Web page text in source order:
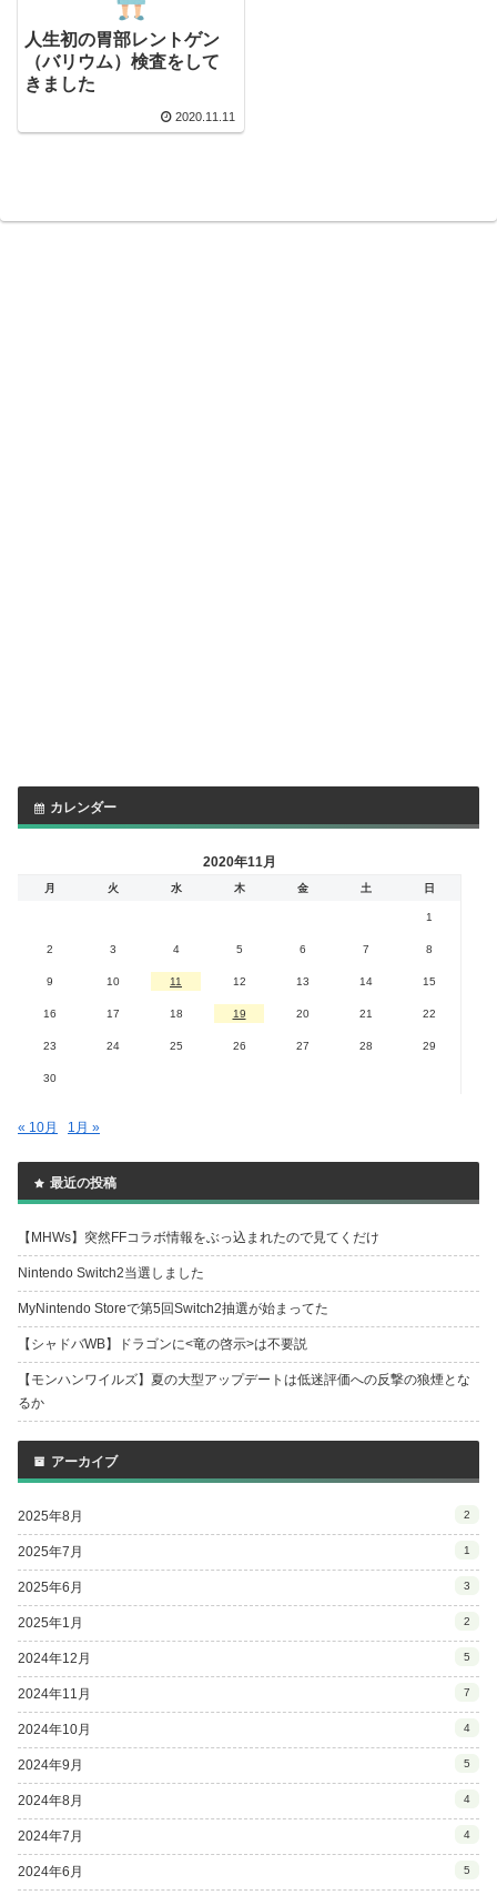
人生初の胃部レントゲン
（バリウム）検査をして
きました
2020.11.11
カレンダー
2020年11月
月 火 水 木 金 土 日
1
2 3 4 5 6 7 8
9 10 11 12 13 14 15
16 17 18 19 20 21 22
23 24 25 26 27 28 29
30
« 10月 1月 »
最近の投稿
【MHWs】突然FFコラボ情報をぶっ込まれたので見てくだけ
Nintendo Switch2当選しました
MyNintendo Storeで第5回Switch2抽選が始まってた
【シャドバWB】ドラゴンに<竜の啓示>は不要説
【モンハンワイルズ】夏の大型アップデートは低迷評価への反撃の狼煙とな
るか
アーカイブ
2025年8月 2
2025年7月 1
2025年6月 3
2025年1月 2
2024年12月 5
2024年11月 7
2024年10月 4
2024年9月 5
2024年8月 4
2024年7月 4
2024年6月 5